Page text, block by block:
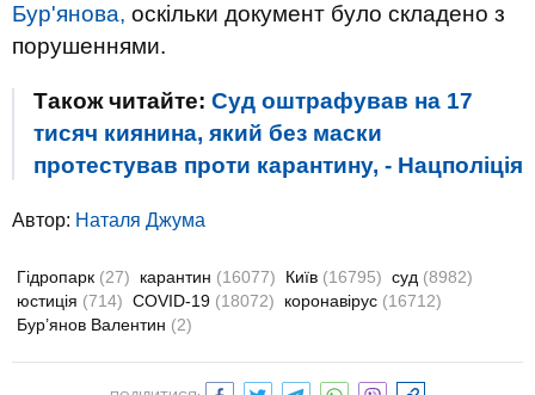
Бур'янова, оскільки документ було складено з
порушеннями.
Також читайте: Суд оштрафував на 17
тисяч киянина, який без маски
протестував проти карантину, - Нацполіція
Автор: Наталя Джума
Гідропарк (27) карантин (16077) Київ (16795) суд (8982)
юстиція (714) COVID-19 (18072) коронавірус (16712)
Бур’янов Валентин (2)